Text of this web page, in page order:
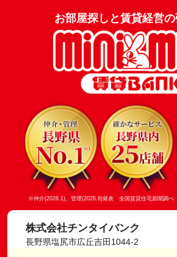
お部屋探しと賃貸経営
※仲介(2026.1)、管理(2026.8)発表 全国賃貸住宅新聞調べ
株式会社チンタイバンク
長野県塩尻市広丘吉田1044-2